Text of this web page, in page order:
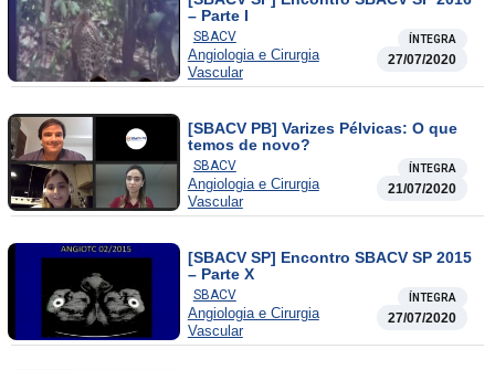
– Parte I
SBACV ÍNTEGRA
Angiologia e Cirurgia
Vascular
27/07/2020
[SBACV PB] Varizes Pélvicas: O que
temos de novo?
SBACV ÍNTEGRA
Angiologia e Cirurgia
Vascular
21/07/2020
[SBACV SP] Encontro SBACV SP 2015
– Parte X
SBACV ÍNTEGRA
Angiologia e Cirurgia
Vascular
27/07/2020